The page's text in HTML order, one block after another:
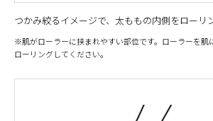
つかみ絞るイメージで、太ももの内側をローリン
※肌がローラーに挟まれやすい部位です。ローラーを肌
ローリングしてください。